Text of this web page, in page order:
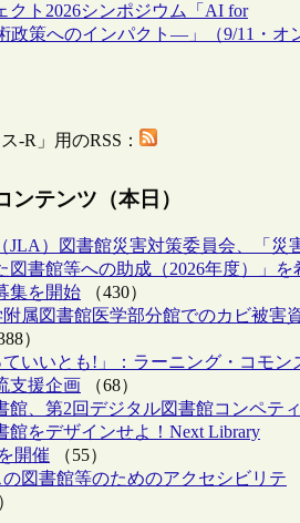
クト2026シンポジウム「AI for
政策へのインパクト―」（9/11・オ
-R」用のRSS：
ンテンツ（本日）
JLA）図書館災害対策委員会、「災
図書館等への助成（2026年度）」を
集を開始 （430）
附属図書館医学部分館でのカビ被害
）
ていいとも!」：ラーニング・コモン
支援企画 （68）
館、第2回デジタル図書館コンペティ
館をデザインせよ！Next Library
開催 （55）
の図書館等のためのアクセシビリテ